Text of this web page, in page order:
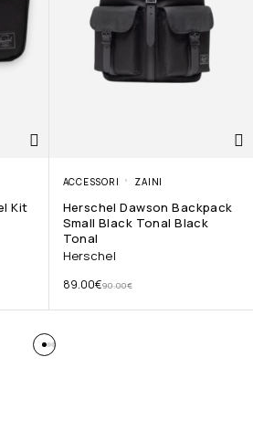
Kit
ACCESSORI ZAINI
Herschel Dawson Backpack
Small Black Tonal Black
Tonal
Herschel
90.00€
89.00€